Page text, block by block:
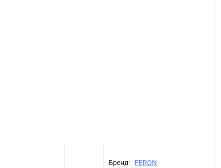
Бренд: FERON